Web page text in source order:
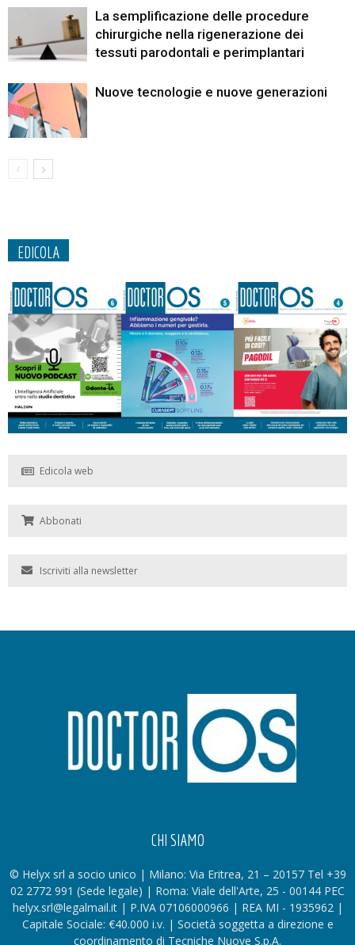
La semplificazione delle procedure
chirurgiche nella rigenerazione dei
tessuti parodontali e perimplantari
Nuove tecnologie e nuove generazioni
EDICOLA
Edicola web
Abbonati
Iscriviti alla newsletter
CHI SIAMO
© Helyx srl a socio unico | Milano: Via Eritrea, 21 – 20157 Tel +39
02 2772 991 (Sede legale) | Roma: Viale dell'Arte, 25 - 00144 PEC
helyx.srl@legalmail.it | P.IVA 07106000966 | REA MI - 1935962 |
Capitale Sociale: €40.000 i.v. | Società soggetta a direzione e
coordinamento di Tecniche Nuove S.p.A.